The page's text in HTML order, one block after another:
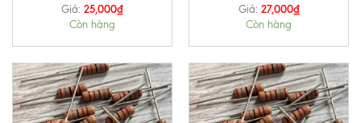
Giá: 25,000₫
Còn hàng
Giá: 27,000₫
Còn hàng